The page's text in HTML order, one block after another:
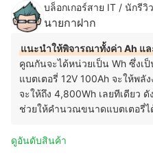
บล็อกเกอร์สาย IT / นักรี
นายกาฝาก
แนะนำให้พิจารณาทั้งค่า Ah แ
คูณกันจะได้หน่วยเป็น Wh ซึ่งเ
แบตเตอรี่ 12V 100Ah จะให้พลั
จะให้ถึง 4,800Wh เลยทีเดียว
ช่วยให้คำนวณขนาดแบตเตอรี่ไ
ดูอันดับสินค้า